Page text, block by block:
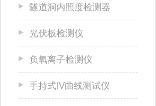
隧道洞内照度检测器
光伏板检测仪
负氧离子检测仪
手持式IV曲线测试仪